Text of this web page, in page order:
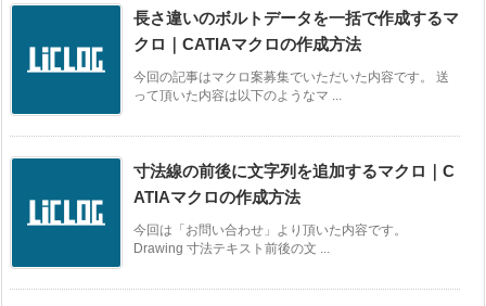
長さ違いのボルトデータを一括で作成するマ
クロ｜CATIAマクロの作成方法
今回の記事はマクロ案募集でいただいた内容です。 送
って頂いた内容は以下のようなマ ...
寸法線の前後に文字列を追加するマクロ｜C
ATIAマクロの作成方法
今回は「お問い合わせ」より頂いた内容です。
Drawing 寸法テキスト前後の文 ...